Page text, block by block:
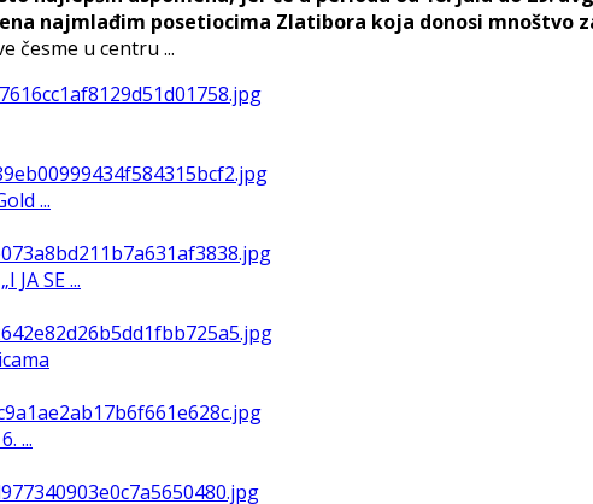
najmlađim posetiocima Zlatibora koja donosi mnoštvo
česme u centru ...
...
JA SE ...
...